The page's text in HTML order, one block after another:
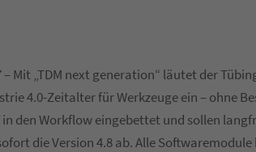
– Mit „TDM next generation“ läutet der
4.0-Zeitalter für Werkzeuge ein – ohne
den Workflow eingebettet und sollen
die Version 4.8 ab. Alle